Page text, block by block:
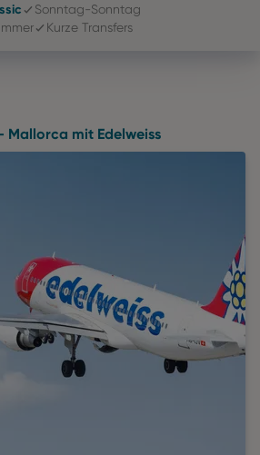
Sonntag-Sonntag
Kurze Transfers
Mallorca mit Edelweiss